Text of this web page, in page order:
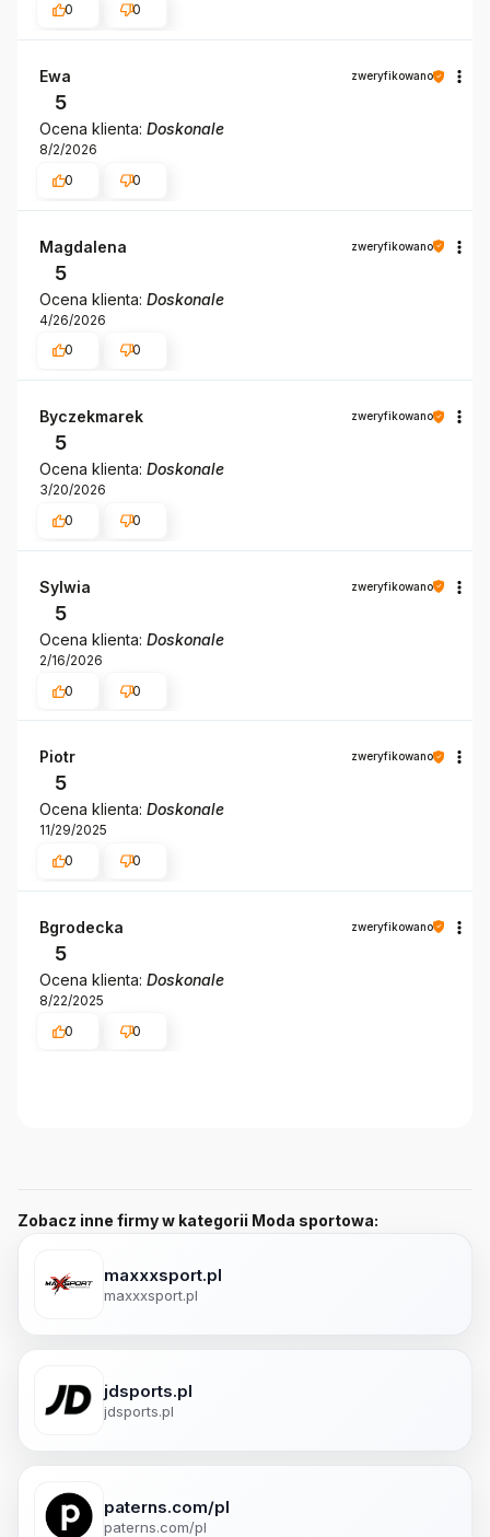
0
0
Ewa zweryfikowano
5
Ocena klienta: Doskonale
8/2/2026
0
0
Magdalena zweryfikowano
5
Ocena klienta: Doskonale
4/26/2026
0
0
Byczekmarek zweryfikowano
5
Ocena klienta: Doskonale
3/20/2026
0
0
Sylwia zweryfikowano
5
Ocena klienta: Doskonale
2/16/2026
0
0
Piotr zweryfikowano
5
Ocena klienta: Doskonale
11/29/2025
0
0
Bgrodecka zweryfikowano
5
Ocena klienta: Doskonale
8/22/2025
0
0
Zobacz inne firmy w kategorii Moda sportowa:
maxxxsport.pl
maxxxsport.pl
jdsports.pl
jdsports.pl
paterns.com/pl
paterns.com/pl